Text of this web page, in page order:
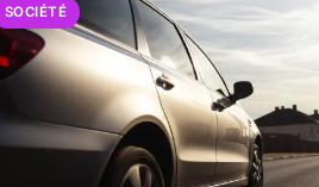
SOCIÉTÉ